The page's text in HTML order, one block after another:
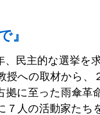
』
民主的な選挙を
授への取材から、
拠に至った雨傘革
７人の活動家たち